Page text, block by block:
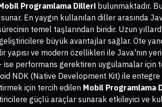
Programlama Dilleri bulunmaktadır.
En yaygın kullanılan diller arasında
temel taşlarından biridir. Uzun
büyük avantajlar sağlar. Öte
yapısı ve modern özellikleri ile Java'nın
ise performans gerektiren uygulamalar için
NDK (Native Development Kit) ile
için tercih edilen Mobil Programlama
güçlü araçlar sunarak etkileyici ve